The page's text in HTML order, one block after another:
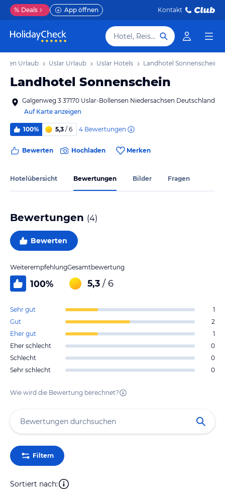
% Deals App öffnen Kontakt
Hotel, Reiseziel
Urlaub Uslar Urlaub Uslar Hotels Landhotel Sonnenschein
Landhotel Sonnenschein
Galgenweg 3 37170 Uslar-Bollensen Niedersachsen Deutschland
Auf Karte anzeigen
100% 5,3 / 6 4 Bewertungen
Bewerten Hochladen Merken
Hotelübersicht Bewertungen Bilder Fragen
Bewertungen (4)
Bewerten
Weiterempfehlung
100%
Gesamtbewertung
5,3 / 6
Sehr gut
1
Gut
2
Eher gut
1
Eher schlecht
0
Schlecht
0
Sehr schlecht
0
Wie wird die Bewertung berechnet?
Filtern
Sortiert nach: